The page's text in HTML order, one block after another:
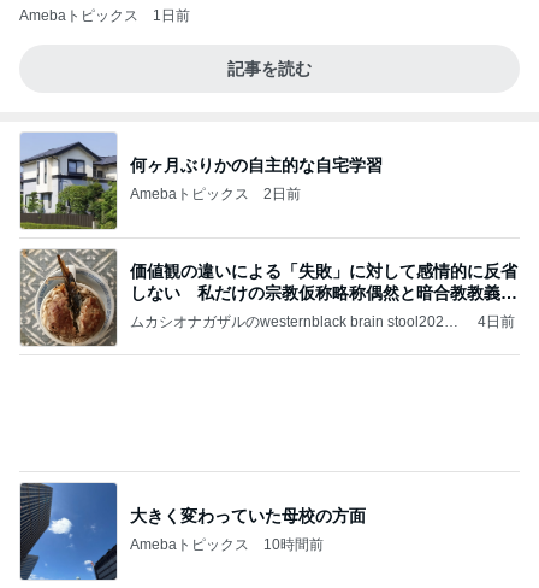
しない 私だけの宗教仮称略称偶然と暗合教教義候
大きく変わっていた母校の方面
Amebaトピックス 10時間前
【お知らせ】9/21〜9/23北海道3days
パク・ジュニョン オフィシャルブログ 「日本の
心」 powered by Ameba
2日前
移動
市川團十郎白猿オフィシャルB